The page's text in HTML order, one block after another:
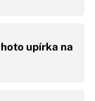
upírka na